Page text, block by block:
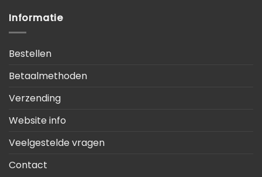
Informatie
Bestellen
Betaalmethoden
Verzending
Website info
Veelgestelde vragen
Contact